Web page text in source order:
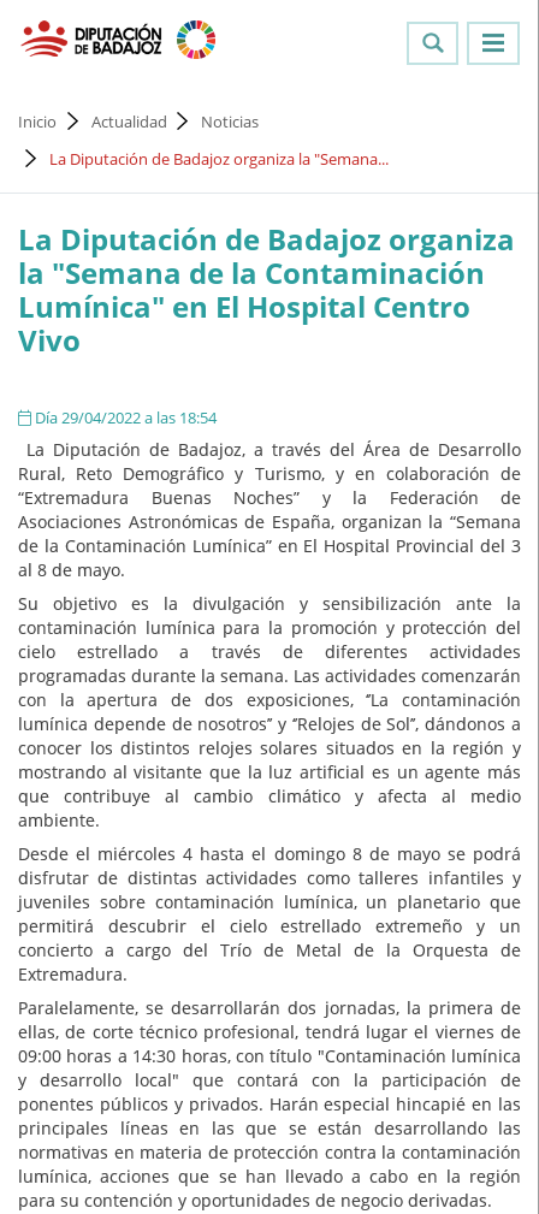
Inicio Actualidad
Noticias
La Diputación de Badajoz organiza la "Semana...
La Diputación de Badajoz organiza
la "Semana de la Contaminación
Lumínica" en El Hospital Centro
Vivo
Día 29/04/2022 a las 18:54
La Diputación de Badajoz, a través del Área de Desarrollo
Rural, Reto Demográfico y Turismo, y en colaboración de
“Extremadura Buenas Noches” y la Federación de
Asociaciones Astronómicas de España, organizan la “Semana
de la Contaminación Lumínica” en El Hospital Provincial del 3
al 8 de mayo.
Su objetivo es la divulgación y sensibilización ante la
contaminación lumínica para la promoción y protección del
cielo estrellado a través de diferentes actividades
programadas durante la semana. Las actividades comenzarán
con la apertura de dos exposiciones, ‘’La contaminación
lumínica depende de nosotros’’ y ‘’Relojes de Sol’’, dándonos a
conocer los distintos relojes solares situados en la región y
mostrando al visitante que la luz artificial es un agente más
que contribuye al cambio climático y afecta al medio
ambiente.
Desde el miércoles 4 hasta el domingo 8 de mayo se podrá
disfrutar de distintas actividades como talleres infantiles y
juveniles sobre contaminación lumínica, un planetario que
permitirá descubrir el cielo estrellado extremeño y un
concierto a cargo del Trío de Metal de la Orquesta de
Extremadura.
Paralelamente, se desarrollarán dos jornadas, la primera de
ellas, de corte técnico profesional, tendrá lugar el viernes de
09:00 horas a 14:30 horas, con título "Contaminación lumínica
y desarrollo local" que contará con la participación de
ponentes públicos y privados. Harán especial hincapié en las
principales líneas en las que se están desarrollando las
normativas en materia de protección contra la contaminación
lumínica, acciones que se han llevado a cabo en la región
para su contención y oportunidades de negocio derivadas.